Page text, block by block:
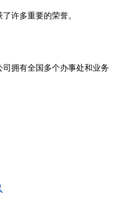
许多重要的荣誉。
拥有全国多个办事处和业务